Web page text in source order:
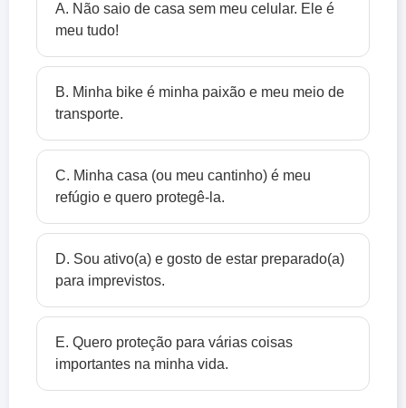
A. Não saio de casa sem meu celular. Ele é
meu tudo!
B. Minha bike é minha paixão e meu meio de
transporte.
C. Minha casa (ou meu cantinho) é meu
refúgio e quero protegê-la.
D. Sou ativo(a) e gosto de estar preparado(a)
para imprevistos.
E. Quero proteção para várias coisas
importantes na minha vida.